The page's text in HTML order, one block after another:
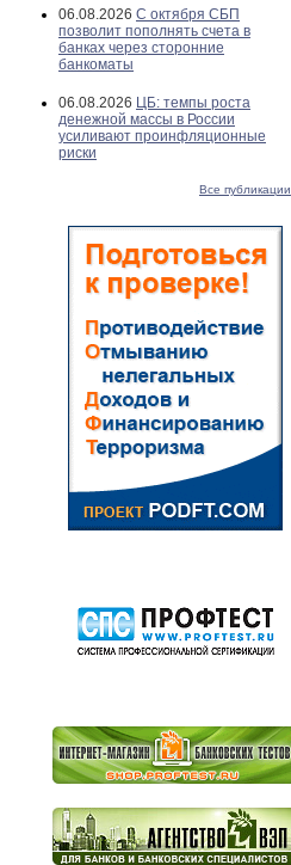
06.08.2026 С октября СБП
позволит пополнять счета в
банках через сторонние
банкоматы
06.08.2026 ЦБ: темпы роста
денежной массы в России
усиливают проинфляционные
риски
Все публикации